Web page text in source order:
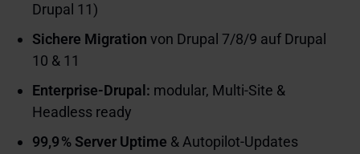
Drupal 11)
Sichere Migration von Drupal 7/8/9 auf Drupal
10 & 11
Enterprise‑Drupal: modular, Multi‑Site &
Headless ready
99,9 % Server Uptime & Autopilot-Updates